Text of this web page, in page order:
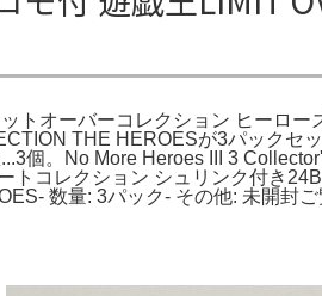
オーバーコレクション ヒーロー
THE HEROESが3パックセ
個。No More Heroes III 3
コレクション シュリンク付き
数量: 3パック- その他: 未開封